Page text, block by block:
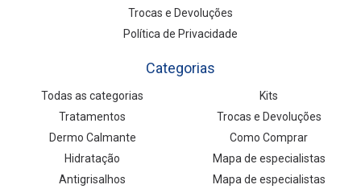
Trocas e Devoluções
Política de Privacidade
Categorias
Todas as categorias
Tratamentos
Dermo Calmante
Hidratação
Antigrisalhos
Kits
Trocas e Devoluções
Como Comprar
Mapa de especialistas
Mapa de especialistas